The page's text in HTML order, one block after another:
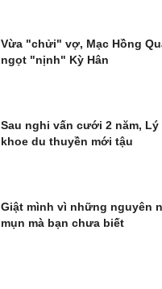
Vừa "chửi" vợ, Mạc Hồng
ngọt "nịnh" Kỳ Hân
Sau nghi vấn cưới 2 năm, Lý
khoe du thuyền mới tậu
Giật mình vì những nguyên
mụn mà bạn chưa biết